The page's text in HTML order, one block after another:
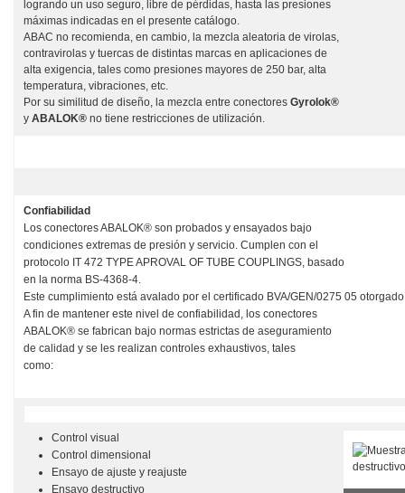
logrando un uso seguro, libre de pérdidas, hasta las presiones
máximas indicadas en el presente catálogo.
ABAC no recomienda, en cambio, la mezcla aleatoria de virolas,
contravirolas y tuercas de distintas marcas en aplicaciones de
alta exigencia, tales como presiones mayores de 250 bar, alta
temperatura, vibraciones, etc.
Por su similitud de diseño, la mezcla entre conectores Gyrolok®
y ABALOK® no tiene restricciones de utilización.
Confiabilidad
Los conectores ABALOK® son probados y ensayados bajo
condiciones extremas de presión y servicio. Cumplen con el
protocolo IT 472 TYPE APROVAL OF TUBE COUPLINGS, basado
en la norma BS-4368-4.
Este cumplimiento está avalado por el certificado BVA/GEN/0275 05
A fin de mantener este nivel de confiabilidad, los conectores
ABALOK® se fabrican bajo normas estrictas de aseguramiento
de calidad y se les realizan controles exhaustivos, tales
como:
Control visual
Control dimensional
Ensayo de ajuste y reajuste
Ensayo destructivo